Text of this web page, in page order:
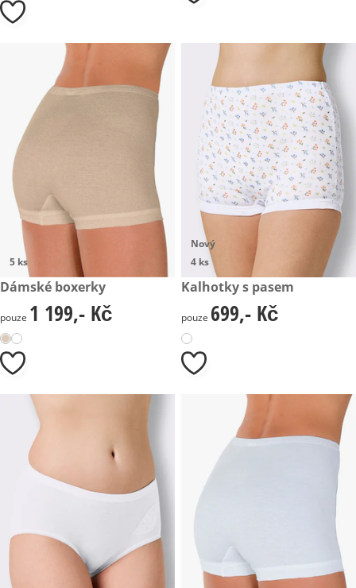
5 ks
1 199,- Kč
Dámské boxerky
1 199,- Kč
pouze 1 199,- Kč
Nový
4 ks
699,- Kč
Kalhotky s pasem
699,- Kč
pouze 699,- Kč